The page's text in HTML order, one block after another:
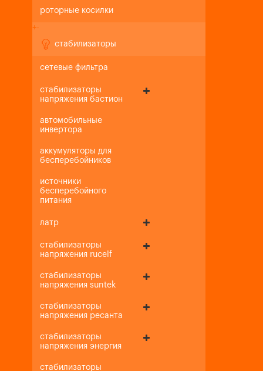
роторные косилки
+-
стабилизаторы
сетевые фильтра
стабилизаторы
напряжения бастион
автомобильные
инвертора
аккумуляторы для
бесперебойников
источники
бесперебойного
питания
латр
стабилизаторы
напряжения rucelf
стабилизаторы
напряжения suntek
стабилизаторы
напряжения ресанта
стабилизаторы
напряжения энергия
стабилизаторы